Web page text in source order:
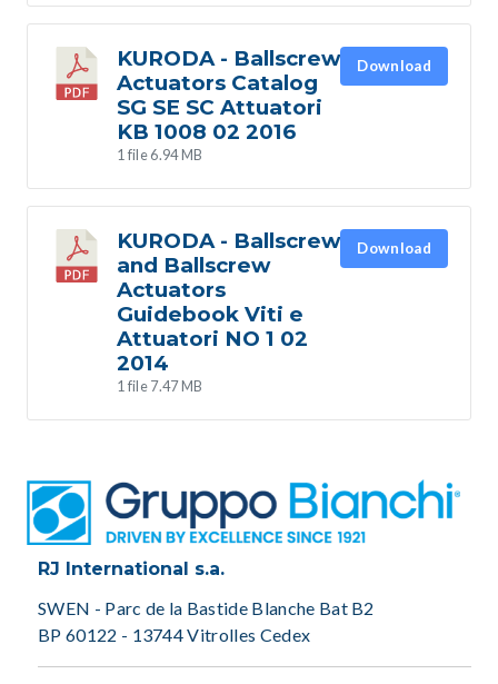
KURODA - Ballscrew
Actuators Catalog
SG SE SC Attuatori
KB 1008 02 2016
1 file6.94 MB
Download
KURODA - Ballscrew
and Ballscrew
Actuators
Guidebook Viti e
Attuatori NO 1 02
2014
1 file7.47 MB
Download
RJ International s.a.
SWEN - Parc de la Bastide Blanche Bat B2
BP 60122 - 13744 Vitrolles Cedex